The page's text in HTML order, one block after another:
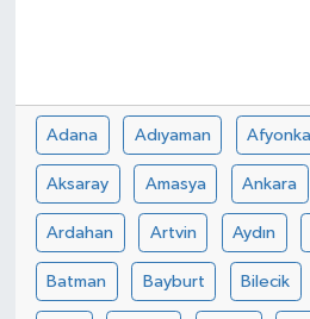
Adana Adıyaman
Aksaray Amasya Ankara
Ardahan Artvin Aydın
Batman Bayburt Bilecik